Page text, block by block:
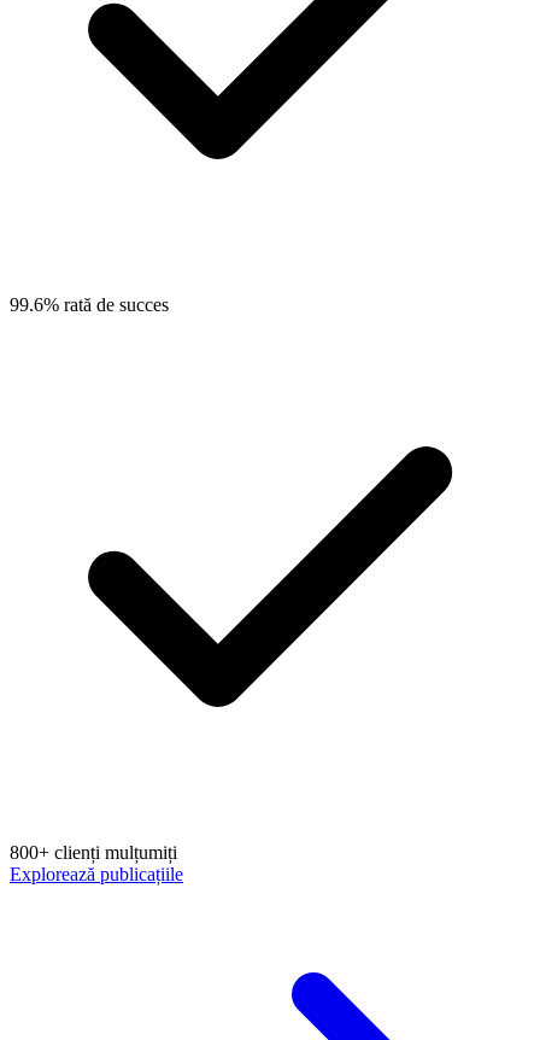
99.6% rată de succes
800+ clienți mulțumiți
Explorează publicațiile